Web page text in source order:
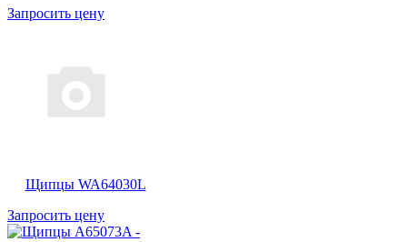
Запросить цену
Щипцы WA64030L
Запросить цену